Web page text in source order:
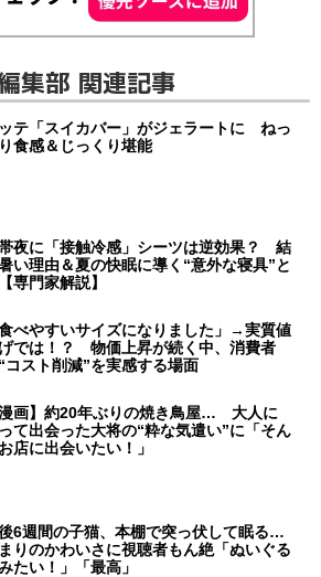
集部 関連記事
テ「スイカバー」がジェラートに ねっ
食感＆じっくり堪能
夜に「接触冷感」シーツは逆効果？ 結
い理由＆夏の快眠に導く“意外な寝具”と
専門家解説】
食べやすいサイズになりました」→実質値
げでは！？ 物価上昇が続く中、消費者
コスト削減”を実感する場面
漫画】約20年ぶりの焼き鳥屋… 大人に
て出会った大将の“粋な気遣い”に「そん
店に出会いたい！」
6週間の子猫、本棚で突っ伏して眠る…
りのかわいさに視聴者もん絶「ぬいぐる
たい！」「最高」